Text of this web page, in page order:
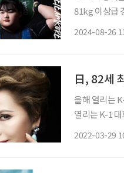
81kg 이상급
2024-08-26
日, 82세
올해 열리는
열리는 K-1
2022-03-29